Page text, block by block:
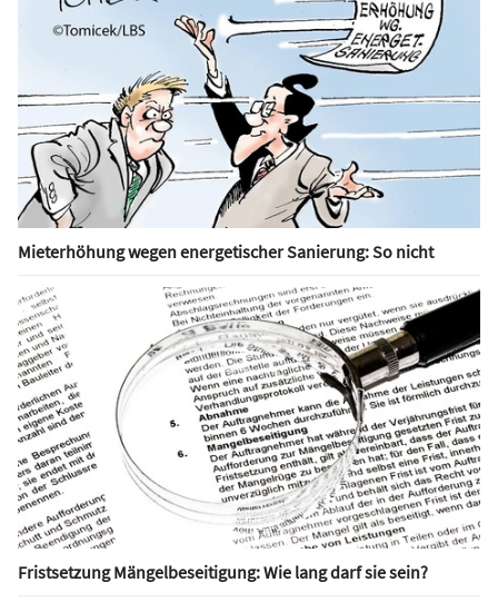
Mieterhöhung wegen energetischer Sanierung: So nicht
Fristsetzung Mängelbeseitigung: Wie lang darf sie sein?